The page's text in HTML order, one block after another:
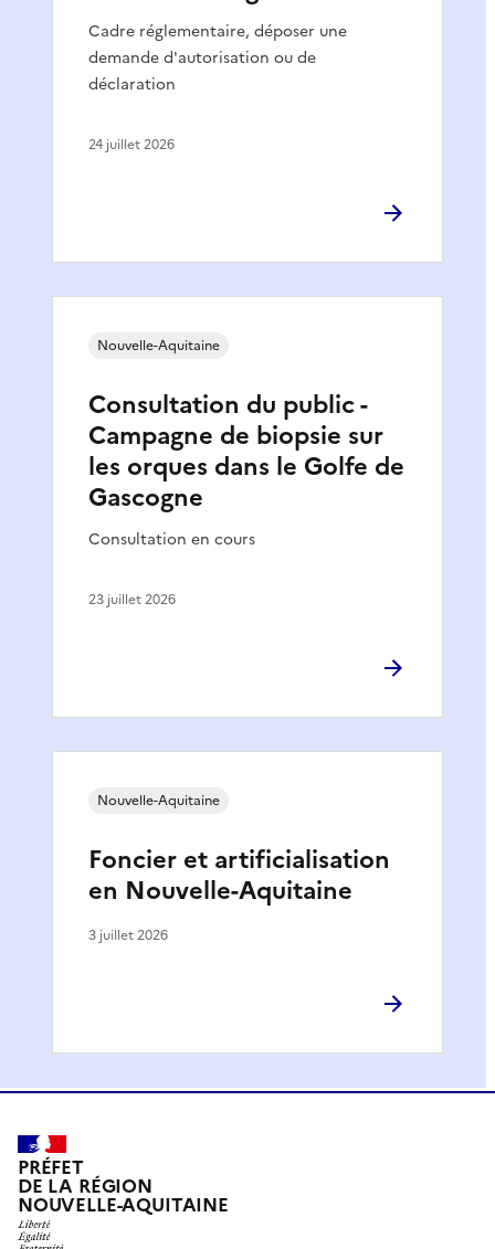
Cadre réglementaire, déposer une
demande d'autorisation ou de
déclaration
24 juillet 2026
Consultation du public -
Campagne de biopsie sur
les orques dans le Golfe de
Gascogne
Consultation en cours
Nouvelle-Aquitaine
23 juillet 2026
Foncier et artificialisation
en Nouvelle-Aquitaine
Nouvelle-Aquitaine
3 juillet 2026
PRÉFET
DE LA RÉGION
NOUVELLE-AQUITAINE